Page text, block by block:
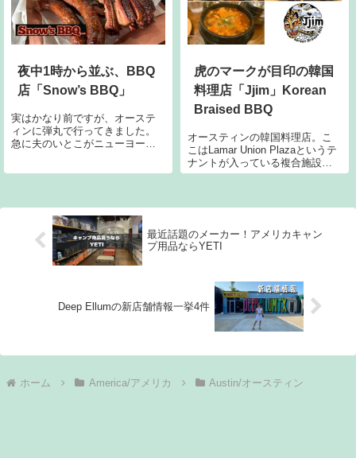
夜中1時から並ぶ、BBQ
店「Snow’s BBQ」
実はかなり前ですが、オーステ
ィンに弾丸で行ってきました。
急に夫のいとこがニューヨーク
ですが、その一日が土曜日…と
いうことで土曜
虎のマークが目印の韓国
料理店「Jjim」Korean
Braised BBQ
オースティンの韓国料理店。こ
こはLamar Union Plazaというテ
ナントが入っている複合施設み
たいなところです。裏には映画
最近話題のメーカー！アメリカキャン
プ用品ならYETI
Deep Ellumの新店舗情報一挙4件
ホーム America/アメリカ Austin/オースティン